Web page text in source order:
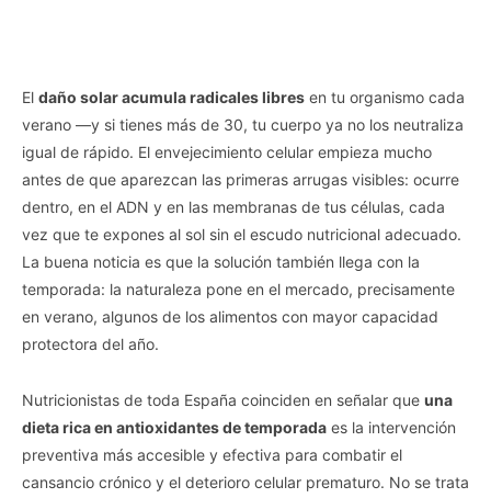
El daño solar acumula radicales libres en tu organismo cada
verano —y si tienes más de 30, tu cuerpo ya no los neutraliza
igual de rápido. El envejecimiento celular empieza mucho
antes de que aparezcan las primeras arrugas visibles: ocurre
dentro, en el ADN y en las membranas de tus células, cada
vez que te expones al sol sin el escudo nutricional adecuado.
La buena noticia es que la solución también llega con la
temporada: la naturaleza pone en el mercado, precisamente
en verano, algunos de los alimentos con mayor capacidad
protectora del año.
Nutricionistas de toda España coinciden en señalar que una
dieta rica en antioxidantes de temporada es la intervención
preventiva más accesible y efectiva para combatir el
cansancio crónico y el deterioro celular prematuro. No se trata